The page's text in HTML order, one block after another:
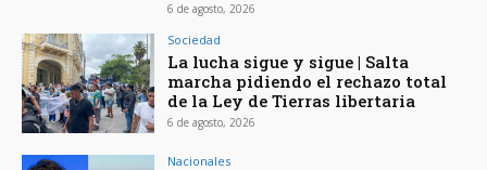
6 de agosto, 2026
Sociedad
La lucha sigue y sigue | Salta
marcha pidiendo el rechazo total
de la Ley de Tierras libertaria
6 de agosto, 2026
Nacionales